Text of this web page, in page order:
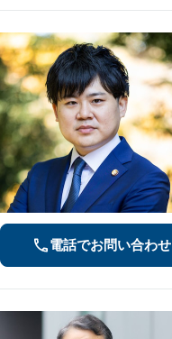
電話でお問い合わせ